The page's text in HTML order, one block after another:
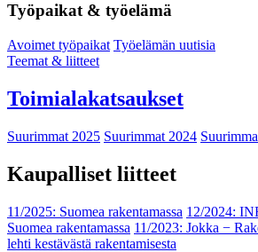
Työpaikat & työelämä
Avoimet työpaikat Työelämän uutisia
Teemat & liitteet
Toimialakatsaukset
Suurimmat 2025 Suurimmat 2024
Kaupalliset liitteet
11/2025: Suomea rakentamassa 12/2024:
Suomea rakentamassa 11/2023: Jokka −
lehti kestävästä rakentamisesta